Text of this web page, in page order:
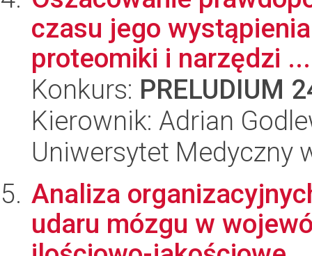
czasu jego
proteomiki i narzędzi ...
Konkurs: PRELUDIUM
Kierownik: Adrian
Uniwersytet Medyczny
Analiza
udaru mózgu w